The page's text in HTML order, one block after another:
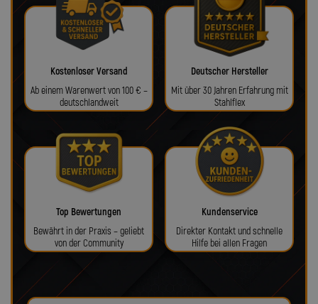
Kostenloser Versand
Ab einem Warenwert von 100 € –
deutschlandweit
Deutscher Hersteller
Mit über 30 Jahren Erfahrung mit
Stahlflex
Top Bewertungen
Bewährt in der Praxis – geliebt
von der Community
Kundenservice
Direkter Kontakt und schnelle
Hilfe bei allen Fragen